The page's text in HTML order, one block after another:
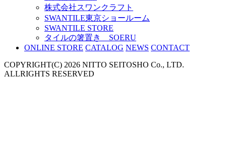
株式会社スワンクラフト
SWANTILE東京ショールーム
SWANTILE STORE
タイルの箸置き SOERU
ONLINE STORE CATALOG NEWS CONTACT
COPYRIGHT(C) 2026 NITTO SEITOSHO Co., LTD.
ALLRIGHTS RESERVED